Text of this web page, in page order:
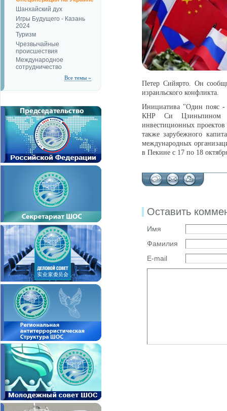
Шанхайский дух
Игры Будущего - Казань
2024
Туризм
Чрезвычайные
происшествия
Международное
сотрудничество
Все темы »
Петер Сийярто. Он
израильского конфликта.
Инициатива "Один пояс -
КНР Си Цзиньпином
инвестиционных проектов
также зарубежного
международных
в Пекине с 17 по 18
Оставить
Имя
Фамилия
E-mail